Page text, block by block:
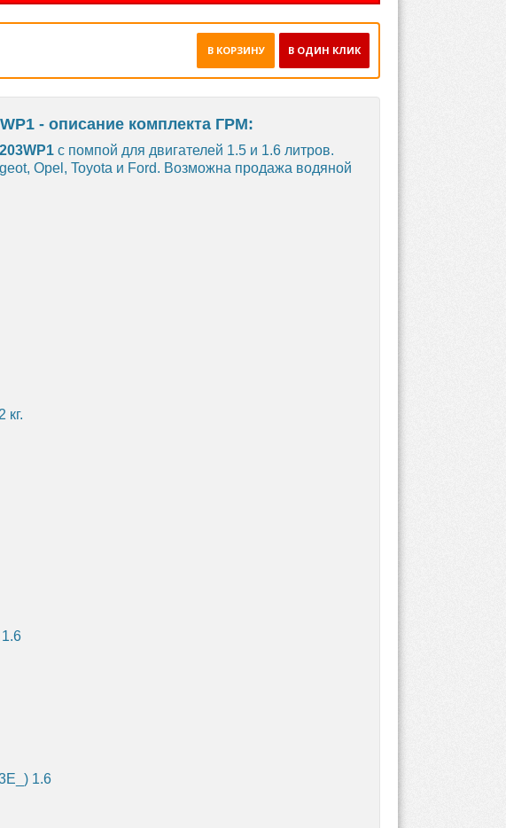
В ОДИН КЛИК
В КОРЗИНУ
- описание комплекта ГРМ:
с помпой для двигателей 1.5 и 1.6 литров.
Opel, Toyota и Ford. Возможна продажа водяной
кг.
1.6